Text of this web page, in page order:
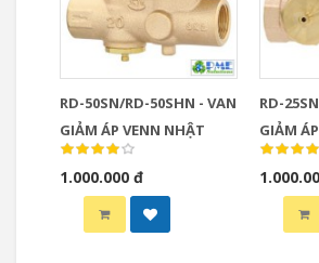
RD-50SN/RD-50SHN - VAN
GIẢM ÁP VENN NHẬT
1.000.000 đ
RD-
GIẢM